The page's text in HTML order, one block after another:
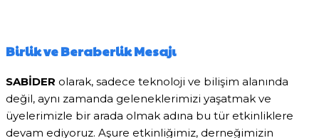
Birlik ve Beraberlik Mesajı
SABİDER olarak, sadece teknoloji ve bilişim alanında
değil, aynı zamanda geleneklerimizi yaşatmak ve
üyelerimizle bir arada olmak adına bu tür etkinliklere
devam ediyoruz. Aşure etkinliğimiz, derneğimizin